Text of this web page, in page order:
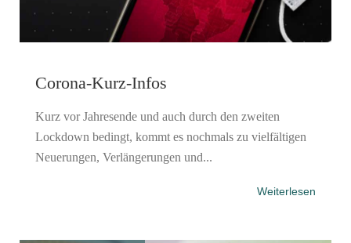
Corona-Kurz-Infos
Kurz vor Jahresende und auch durch den zweiten
Lockdown bedingt, kommt es nochmals zu vielfältigen
Neuerungen, Verlängerungen und...
Weiterlesen